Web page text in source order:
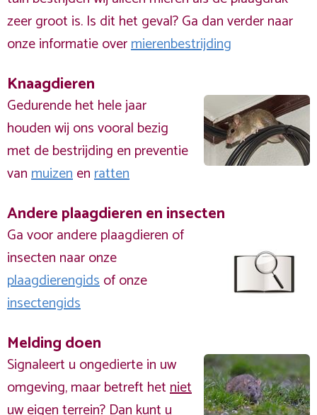
zeer groot is. Is dit het geval? Ga dan verder naar
onze informatie overmierenbestrijding
Knaagdieren
Gedurende het hele jaar
houden wij ons vooral bezig
met de bestrijding en preventie
vanmuizenenratten
Andere plaagdieren en insecten
Ga voor andere plaagdieren of
insecten naar onze
plaagdierengidsof onze
insectengids
Melding doen
Signaleert u ongedierte in uw
omgeving, maar betreft hetniet